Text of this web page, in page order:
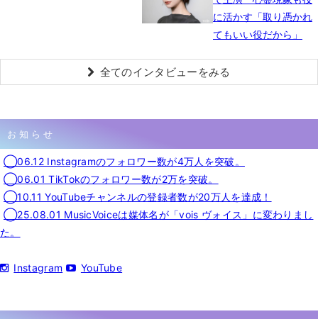
に活かす「取り憑かれ
てもいい役だから」
全てのインタビューをみる
お知らせ
◯06.12 Instagramのフォロワー数が4万人を突破。
◯06.01 TikTokのフォロワー数が2万を突破。
◯10.11 YouTubeチャンネルの登録者数が20万人を達成！
◯25.08.01 MusicVoiceは媒体名が「vois ヴォイス」に変わりまし
た。
Instagram YouTube